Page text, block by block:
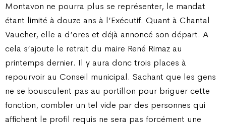
Montavon ne pourra plus se représenter, le mandat
étant limité à douze ans à l’Exécutif. Quant à Chantal
Vaucher, elle a d’ores et déjà annoncé son départ. A
cela s’ajoute le retrait du maire René Rimaz au
printemps dernier. Il y aura donc trois places à
repourvoir au Conseil municipal. Sachant que les gens
ne se bousculent pas au portillon pour briguer cette
fonction, combler un tel vide par des personnes qui
affichent le profil requis ne sera pas forcément une